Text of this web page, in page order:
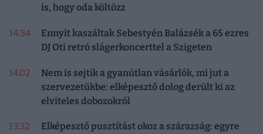
is, hogy oda költözz
14:34
Ennyit kaszáltak Sebestyén Balázsék a 65 ezres
DJ Oti retró slágerkoncerttel a Szigeten
14:02
Nem is sejtik a gyanútlan vásárlók, mi jut a
szervezetükbe: elképesztő dolog derült ki az
elviteles dobozokról
13:32
Elképesztő pusztítást okoz a szárazság: egyre